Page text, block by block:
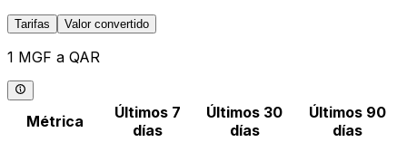
Tarifas Valor convertido
1 MGF a QAR
Métrica
Últimos 7
días
Últimos 30
días
Últimos 90
días